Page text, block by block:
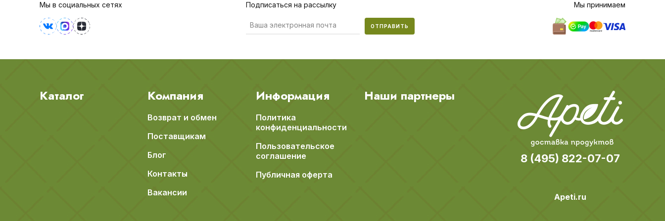
Мы в социальных сетях Подписаться на рассылку
ОТПРАВИТЬ
Мы принимаем
Каталог Компания
Возврат и обмен
Поставщикам
Блог
Контакты
Вакансии
Информация
Политика
конфиденциальности
Пользовательское
соглашение
Публичная оферта
Наши партнеры
8 (495) 822-07-07
Apeti.ru